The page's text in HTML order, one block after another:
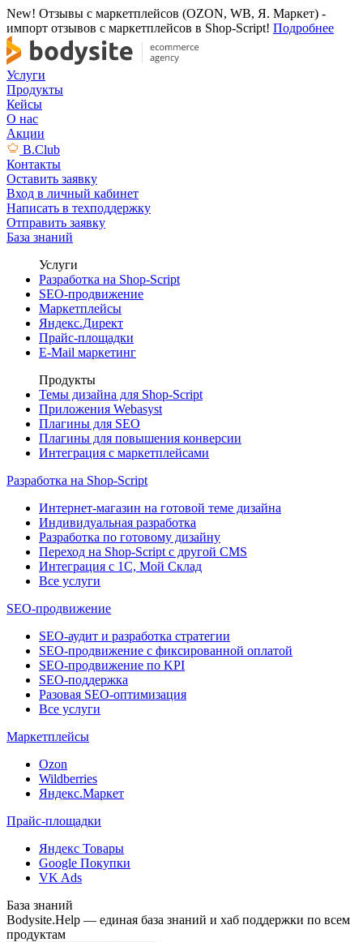
New! Отзывы с маркетплейсов (OZON, WB, Я. Маркет) -
импорт отзывов с маркетплейсов в Shop-Script! Подробнее
Услуги
Продукты
Кейсы
О нас
Акции
B.Club
Контакты
Оставить заявку
Вход в личный кабинет
Написать в техподдержку
Отправить заявку
База знаний
Услуги
Разработка на Shop-Script
SEO-продвижение
Маркетплейсы
Яндекс.Директ
Прайс-площадки
E-Mail маркетинг
Продукты
Темы дизайна для Shop-Script
Приложения Webasyst
Плагины для SEO
Плагины для повышения конверсии
Интеграция с маркетплейсами
Разработка на Shop-Script
Интернет-магазин на готовой теме дизайна
Индивидуальная разработка
Разработка по готовому дизайну
Переход на Shop-Script с другой CMS
Интеграция с 1С, Мой Склад
Все услуги
SEO-продвижение
SEO-аудит и разработка стратегии
SEO-продвижение с фиксированной оплатой
SEO-продвижение по KPI
SEO-поддержка
Разовая SEO-оптимизация
Все услуги
Маркетплейсы
Ozon
Wildberries
Яндекс.Маркет
Прайс-площадки
Яндекс Товары
Google Покупки
VK Ads
База знаний
Bodysite.Help — единая база знаний и хаб поддержки по всем
продуктам